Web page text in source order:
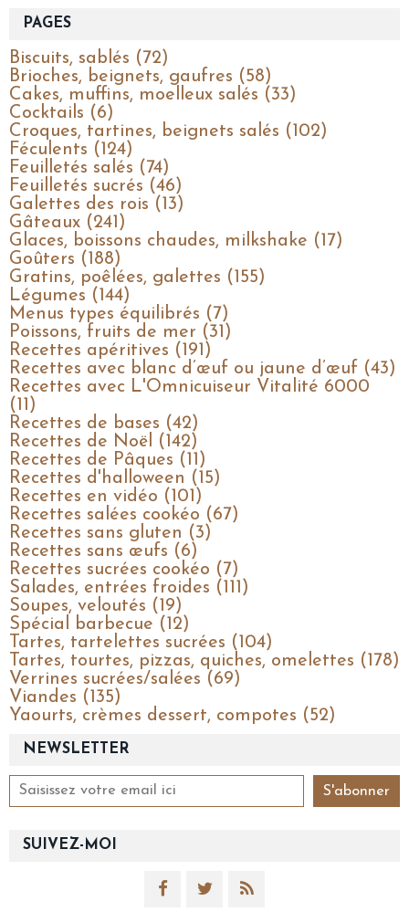
NEWSLETTER
SUIVEZ-MOI
PAGES
Biscuits, sablés (72)
Brioches, beignets, gaufres (58)
Cakes, muffins, moelleux salés (33)
Cocktails (6)
Croques, tartines, beignets salés (102)
Féculents (124)
Feuilletés salés (74)
Feuilletés sucrés (46)
Galettes des rois (13)
Gâteaux (241)
Glaces, boissons chaudes, milkshake (17)
Goûters (188)
Gratins, poêlées, galettes (155)
Légumes (144)
Menus types équilibrés (7)
Poissons, fruits de mer (31)
Recettes apéritives (191)
Recettes avec blanc d’œuf ou jaune d’œuf (43)
Recettes avec L'Omnicuiseur Vitalité 6000
(11)
Recettes de bases (42)
Recettes de Noël (142)
Recettes de Pâques (11)
Recettes d'halloween (15)
Recettes en vidéo (101)
Recettes salées cookéo (67)
Recettes sans gluten (3)
Recettes sans œufs (6)
Recettes sucrées cookéo (7)
Salades, entrées froides (111)
Soupes, veloutés (19)
Spécial barbecue (12)
Tartes, tartelettes sucrées (104)
Tartes, tourtes, pizzas, quiches, omelettes (178)
Verrines sucrées/salées (69)
Viandes (135)
Yaourts, crèmes dessert, compotes (52)